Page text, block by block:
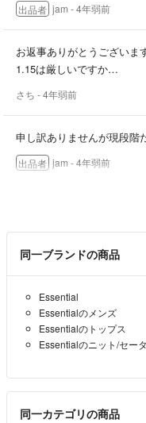
出品者 jam - 4年弱前
お返事ありがとうございます
1.15は厳しいですか…
さち - 4年弱前
申し訳ありませんが現段階
出品者 jam - 4年弱前
ご検討のほどよろしくお願
同一ブランドの商品
Essential
Essentialのメンズ
Essentialのトップス
Essentialのニット/セー
同一カテゴリの商品